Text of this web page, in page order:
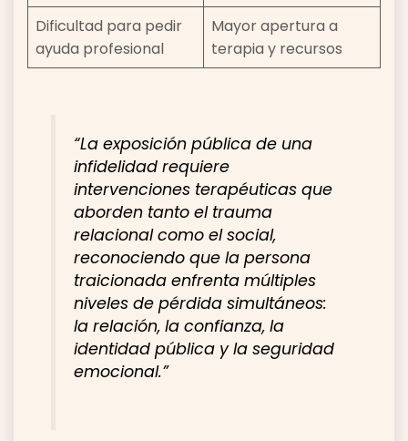
Dificultad para pedir
ayuda profesional
Mayor apertura a
terapia y recursos
“La exposición pública de una
infidelidad requiere
intervenciones terapéuticas que
aborden tanto el trauma
relacional como el social,
reconociendo que la persona
traicionada enfrenta múltiples
niveles de pérdida simultáneos:
la relación, la confianza, la
identidad pública y la seguridad
emocional.”